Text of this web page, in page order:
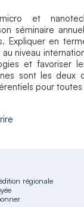
et
séminaire
Expliquer en
niveau
et favoriser
sont les deux
pour toutes
régionale